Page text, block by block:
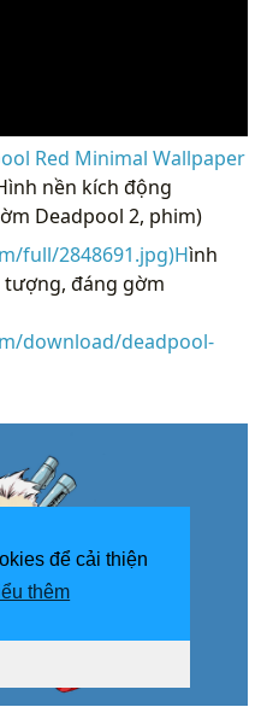
để cải thiện
thêm
Red Minimal Wallpaper
nền kích động
Deadpool 2, phim)
full/2848691.jpg)Hình
tượng, đáng gờm
download/deadpool-